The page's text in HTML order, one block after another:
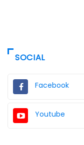
SOCIAL
Facebook
Youtube